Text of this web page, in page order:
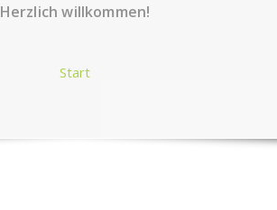
Herzlich willkommen!
Start